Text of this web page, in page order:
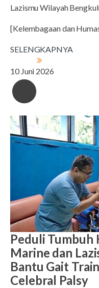
Lazismu Wilayah
[Kelembagaan dan
SELENGKAPNYA
10 Juni 2026
Peduli Tumbuh
Marine dan
Bantu Gait
Celebral Palsy